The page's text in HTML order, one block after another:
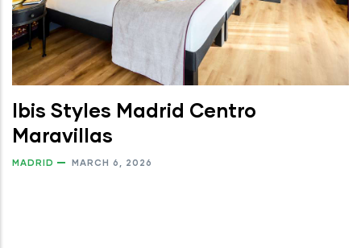
Ibis Styles Madrid Centro
Maravillas
MADRID MARCH 6, 2026